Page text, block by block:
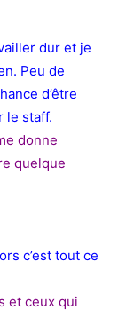
dur et je
Peu de
d’être
le staff.
donne
quelque
c’est tout ce
et ceux qui